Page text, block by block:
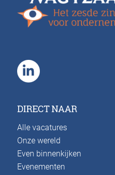
DIRECT NAAR
Alle vacatures
Onze wereld
Even binnenkijken
Evenementen